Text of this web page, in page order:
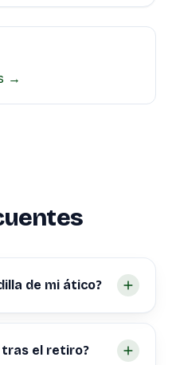
→
de mi ático?
tras el retiro?